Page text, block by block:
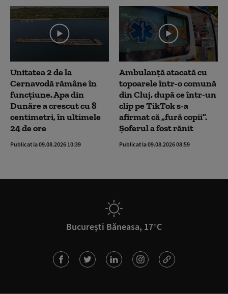
Unitatea 2 de la
Cernavodă rămâne în
funcțiune. Apa din
Dunăre a crescut cu 8
centimetri, în ultimele
24 de ore
Publicat la 09.08.2026 10:39
Ambulanţă atacată cu
topoarele într-o comună
din Cluj, după ce într-un
clip pe TikTok s-a
afirmat că „fură copii”.
Șoferul a fost rănit
Publicat la 09.08.2026 08:59
București Băneasa, 17°C